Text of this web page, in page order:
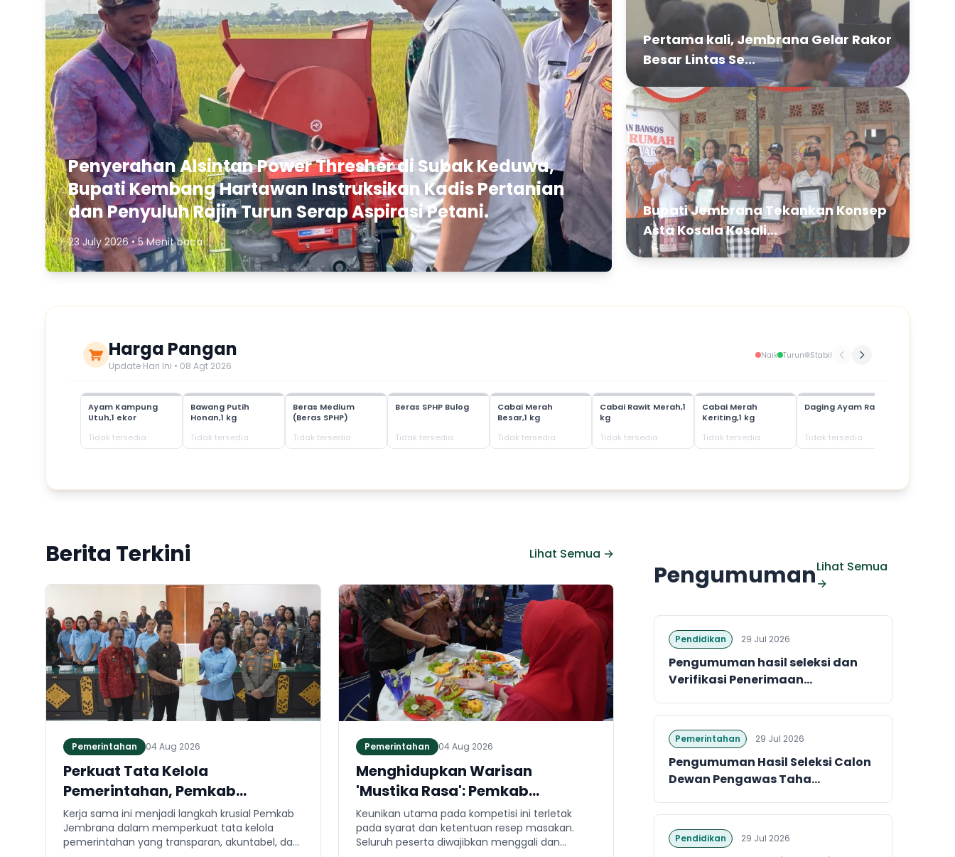
Penyerahan Alsintan Power Thresher di Subak Keduwa,
Bupati Kembang Hartawan Instruksikan Kadis Pertanian
dan Penyuluh Rajin Turun Serap Aspirasi Petani.
23 July 2026 • 5 Menit baca
Pertama kali, Jembrana Gelar Rakor
Besar Lintas Se...
Bupati Jembrana Tekankan Konsep
Asta Kosala Kosali...
Harga Pangan
Update Hari Ini • 08 Agt 2026
Naik Turun Stabil
Ayam Kampung
Utuh,1 ekor
Tidak tersedia
Bawang Putih
Honan,1 kg
Tidak tersedia
Beras Medium
(Beras SPHP)
Tidak tersedia
Beras SPHP Bulog
Tidak tersedia
Cabai Merah
Besar,1 kg
Tidak tersedia
Cabai Rawit Merah,1
kg
Tidak tersedia
Cabai Merah
Keriting,1 kg
Tidak tersedia
Daging Ayam Ras
Tidak tersedia
Berita Terkini Lihat Semua →
Pemerintahan 04 Aug 2026
Perkuat Tata Kelola
Pemerintahan, Pemkab
Jembrana dan Kejari Jembrana
Sepakati Kerja Sama Hukum
Datun
Kerja sama ini menjadi langkah krusial Pemkab
Jembrana dalam memperkuat tata kelola
pemerintahan yang transparan, akuntabel, dan
Pemerintahan 04 Aug 2026
Menghidupkan Warisan
'Mustika Rasa': Pemkab
Jembrana Gali Keteladanan
Bung Karno Lewat Lomba Cipta
Menu Kuliner
Keunikan utama pada kompetisi ini terletak
pada syarat dan ketentuan resep masakan.
Seluruh peserta diwajibkan menggali dan
PengumumanLihat Semua
→
Pendidikan 29 Jul 2026
Pengumuman hasil seleksi dan
Verifikasi Penerimaan...
Pemerintahan 29 Jul 2026
Pengumuman Hasil Seleksi Calon
Dewan Pengawas Taha...
Pendidikan 29 Jul 2026